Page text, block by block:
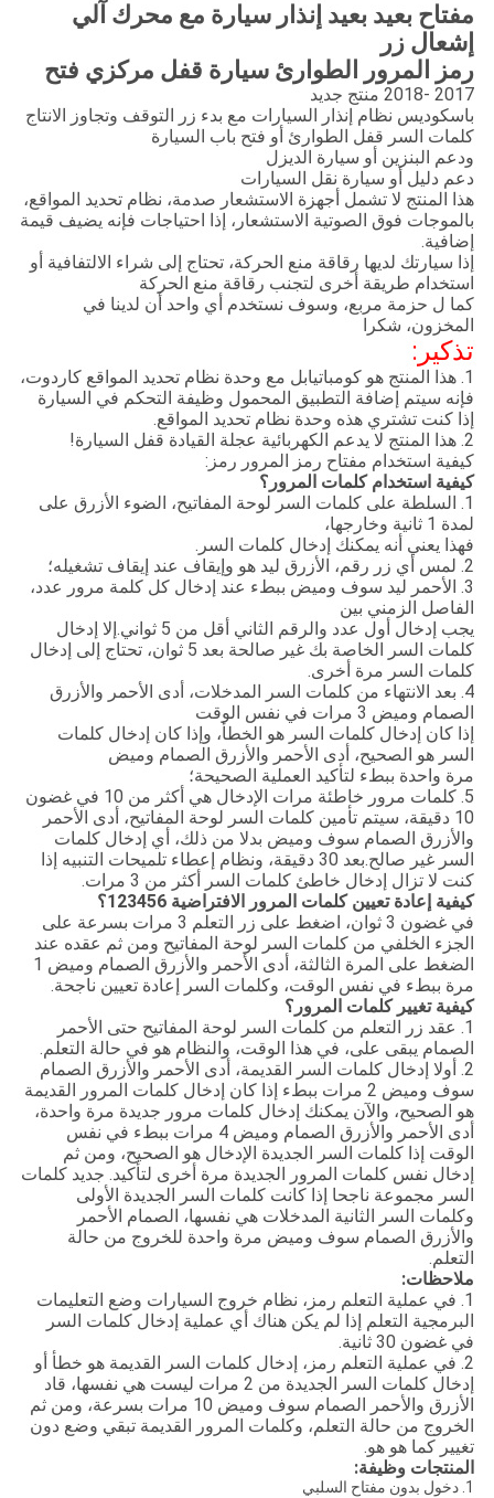
مفتاح بعيد بعيد إنذار سيارة مع محرك آلي
إشعال زر
رمز المرور الطوارئ سيارة قفل مركزي فتح
2017 -2018 منتج جديد
باسكوديس نظام إنذار السيارات مع بدء زر التوقف وتجاوز الانتاج
كلمات السر قفل الطوارئ أو فتح باب السيارة
ودعم البنزين أو سيارة الديزل
دعم دليل أو سيارة نقل السيارات
هذا المنتج لا تشمل أجهزة الاستشعار صدمة، نظام تحديد المواقع،
بالموجات فوق الصوتية الاستشعار، إذا احتياجات فإنه يضيف قيمة
إضافية.
إذا سيارتك لديها رقاقة منع الحركة، تحتاج إلى شراء الالتفافية أو
استخدام طريقة أخرى لتجنب رقاقة منع الحركة
كما ل حزمة مربع، وسوف نستخدم أي واحد أن لدينا في
المخزون، شكرا
تذكير:
1. هذا المنتج هو كومباتيابل مع وحدة نظام تحديد المواقع كاردوت،
فإنه سيتم إضافة التطبيق المحمول وظيفة التحكم في السيارة
إذا كنت تشتري هذه وحدة نظام تحديد المواقع.
2. هذا المنتج لا يدعم الكهربائية عجلة القيادة قفل السيارة!
كيفية استخدام مفتاح رمز المرور رمز:
كيفية استخدام كلمات المرور؟
1. السلطة على كلمات السر لوحة المفاتيح، الضوء الأزرق على
لمدة 1 ثانية وخارجها،
فهذا يعني أنه يمكنك إدخال كلمات السر.
2. لمس أي زر رقم، الأزرق ليد هو وإيقاف عند إيقاف تشغيله؛
3. الأحمر ليد سوف وميض ببطء عند إدخال كل كلمة مرور عدد،
الفاصل الزمني بين
يجب إدخال أول عدد والرقم الثاني أقل من 5 ثواني.إلا إدخال
كلمات السر الخاصة بك غير صالحة بعد 5 ثوان، تحتاج إلى إدخال
كلمات السر مرة أخرى.
4. بعد الانتهاء من كلمات السر المدخلات، أدى الأحمر والأزرق
الصمام وميض 3 مرات في نفس الوقت
إذا كان إدخال كلمات السر هو الخطأ، وإذا كان إدخال كلمات
السر هو الصحيح، أدى الأحمر والأزرق الصمام وميض
مرة واحدة ببطء لتأكيد العملية الصحيحة؛
5. كلمات مرور خاطئة مرات الإدخال هي أكثر من 10 في غضون
10 دقيقة، سيتم تأمين كلمات السر لوحة المفاتيح، أدى الأحمر
والأزرق الصمام سوف وميض بدلا من ذلك، أي إدخال كلمات
السر غير صالح.بعد 30 دقيقة، ونظام إعطاء تلميحات التنبيه إذا
كنت لا تزال إدخال خاطئ كلمات السر أكثر من 3 مرات.
كيفية إعادة تعيين كلمات المرور الافتراضية 123456؟
في غضون 3 ثوان، اضغط على زر التعلم 3 مرات بسرعة على
الجزء الخلفي من كلمات السر لوحة المفاتيح ومن ثم عقده عند
الضغط على المرة الثالثة، أدى الأحمر والأزرق الصمام وميض 1
مرة ببطء في نفس الوقت، وكلمات السر إعادة تعيين ناجحة.
كيفية تغيير كلمات المرور؟
1. عقد زر التعلم من كلمات السر لوحة المفاتيح حتى الأحمر
الصمام يبقى على، في هذا الوقت، والنظام هو في حالة التعلم.
2. أولا إدخال كلمات السر القديمة، أدى الأحمر والأزرق الصمام
سوف وميض 2 مرات ببطء إذا كان إدخال كلمات المرور القديمة
هو الصحيح، والآن يمكنك إدخال كلمات مرور جديدة مرة واحدة،
أدى الأحمر والأزرق الصمام وميض 4 مرات ببطء في نفس
الوقت إذا كلمات السر الجديدة الإدخال هو الصحيح، ومن ثم
إدخال نفس كلمات المرور الجديدة مرة أخرى لتأكيد. جديد كلمات
السر مجموعة ناجحا إذا كانت كلمات السر الجديدة الأولى
وكلمات السر الثانية المدخلات هي نفسها، الصمام الأحمر
والأزرق الصمام سوف وميض مرة واحدة للخروج من حالة
التعلم.
ملاحظات:
1. في عملية التعلم رمز، نظام خروج السيارات وضع التعليمات
البرمجية التعلم إذا لم يكن هناك أي عملية إدخال كلمات السر
في غضون 30 ثانية.
2. في عملية التعلم رمز، إدخال كلمات السر القديمة هو خطأ أو
إدخال كلمات السر الجديدة من 2 مرات ليست هي نفسها، قاد
الأزرق والأحمر الصمام سوف وميض 10 مرات بسرعة، ومن ثم
الخروج من حالة التعلم، وكلمات المرور القديمة تبقي وضع دون
تغيير كما هو هو.
المنتجات وظيفة:
1. دخول بدون مفتاح السلبي